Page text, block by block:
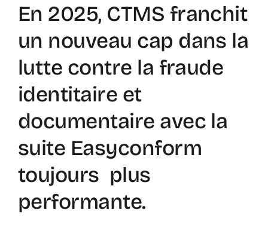
En 2025, CTMS franchit
un nouveau cap dans la
lutte contre la fraude
identitaire et
documentaire avec la
suite Easyconform
toujours plus
performante.